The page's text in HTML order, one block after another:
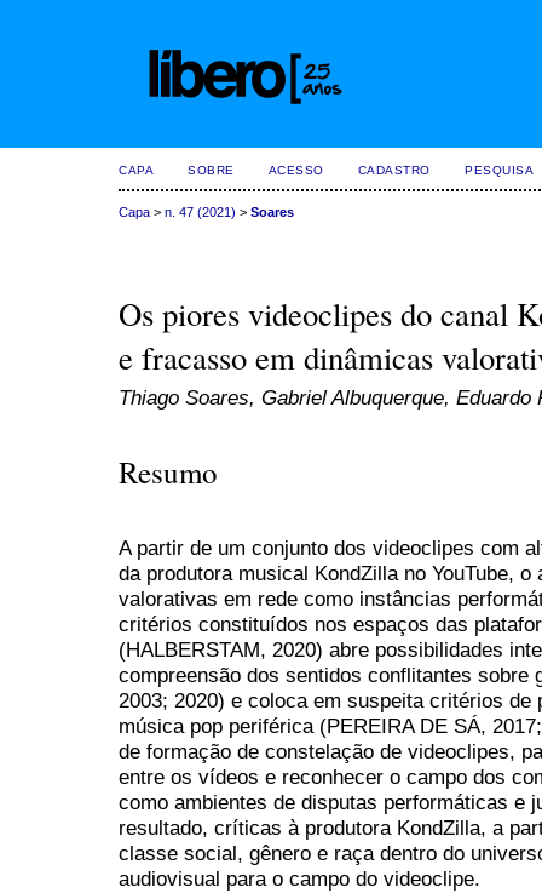
CAPA SOBRE ACESSO CADASTRO PESQUISA
Capa > n. 47 (2021) > Soares
Os piores videoclipes do canal
e fracasso em dinâmicas
Thiago Soares, Gabriel Albuquerque, Eduardo
Resumo
A partir de um conjunto dos videoclipes com
da produtora musical KondZilla no YouTube,
valorativas em rede como instâncias
critérios constituídos nos espaços das
(HALBERSTAM, 2020) abre possibilidades
compreensão dos sentidos conflitantes sobre
2003; 2020) e coloca em suspeita critérios de
música pop periférica (PEREIRA DE SÁ,
de formação de constelação de videoclipes,
entre os vídeos e reconhecer o campo dos
como ambientes de disputas performáticas e
resultado, críticas à produtora KondZilla, a
classe social, gênero e raça dentro do
audiovisual para o campo do videoclipe.